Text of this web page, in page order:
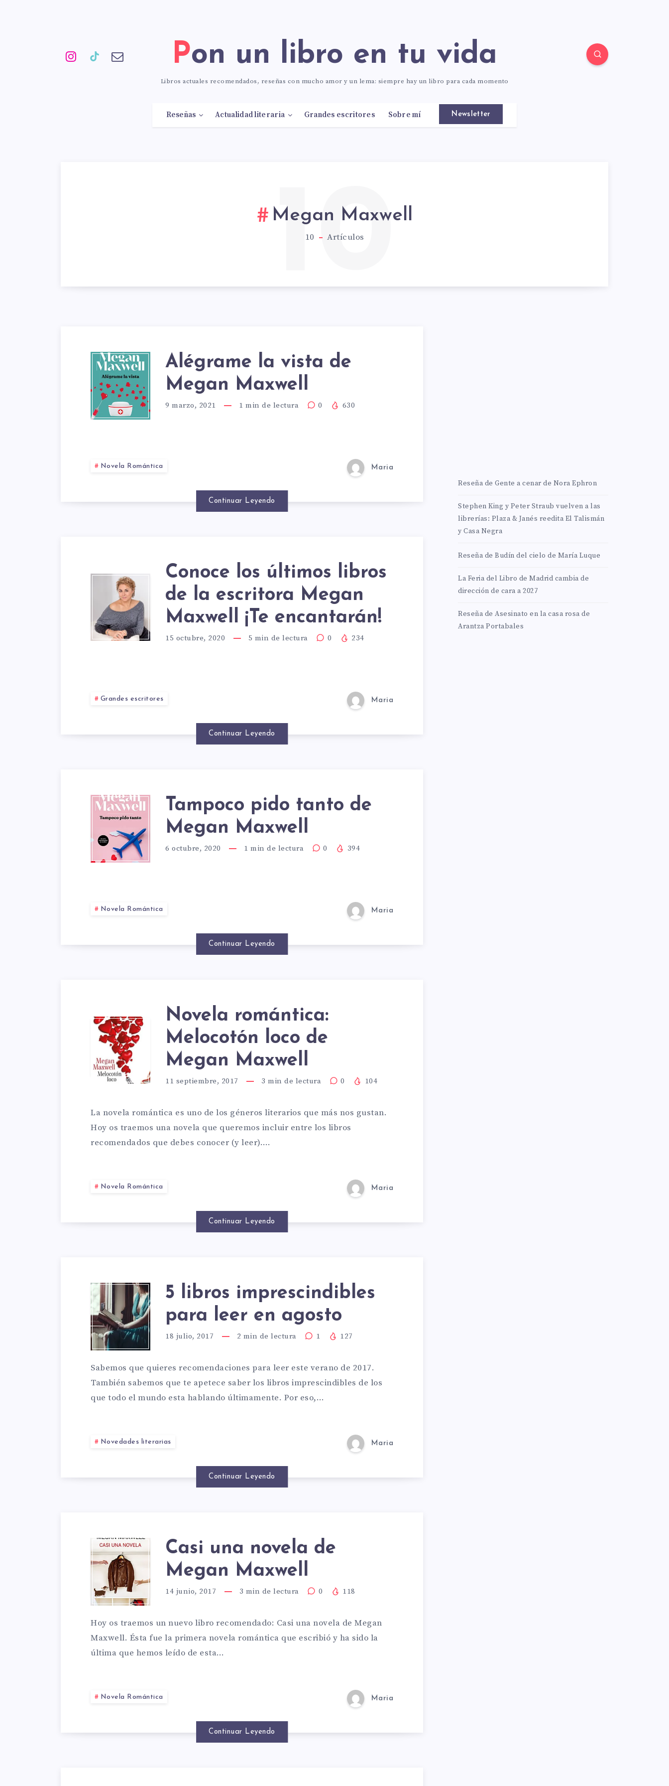
Pon un libro en tu vida
Libros actuales recomendados, reseñas con mucho amor y un lema: siempre hay un libro para cada momento
Reseñas Actualidad literaria Grandes escritores Sobre mí Newsletter
Megan Maxwell
10 Artículos
10
ALÉGRAME
LA
VISTA
DE
MAXWELL
Alégrame la vista de
Megan Maxwell
9 marzo, 2021 1 min de lectura 0 630
Novela Romántica Maria
Continuar Leyendo
CONOCE
LOS
LIBROS
LA
ESCRITORA
MAXWELL
ENCANTARÁN!
Conoce los últimos libros
de la escritora Megan
Maxwell ¡Te encantarán!
15 octubre, 2020 5 min de lectura 0 234
Grandes escritores Maria
Continuar Leyendo
TAMPOCO
PIDO
TANTO
DE
MAXWELL
Tampoco pido tanto de
Megan Maxwell
6 octubre, 2020 1 min de lectura 0 394
Novela Romántica Maria
Continuar Leyendo
NOVELA
ROMÁNTICA:
MELOCOTÓN
MEGAN
MAXWELL
Novela romántica:
Melocotón loco de
Megan Maxwell
11 septiembre, 2017 3 min de lectura 0 104
La novela romántica es uno de los géneros literarios que más nos gustan.
Hoy os traemos una novela que queremos incluir entre los libros
recomendados que debes conocer (y leer)….
Novela Romántica Maria
Continuar Leyendo
5
LIBROS
IMPRESCINDIBLES
PARA
LEER
AGOSTO
5 libros imprescindibles
para leer en agosto
18 julio, 2017 2 min de lectura 1 127
Sabemos que quieres recomendaciones para leer este verano de 2017.
También sabemos que te apetece saber los libros imprescindibles de los
que todo el mundo esta hablando últimamente. Por eso,…
Novedades literarias Maria
Continuar Leyendo
CASI
UNA
NOVELA
DE
MEGAN
Casi una novela de
Megan Maxwell
14 junio, 2017 3 min de lectura 0 118
Hoy os traemos un nuevo libro recomendado: Casi una novela de Megan
Maxwell. Ésta fue la primera novela romántica que escribió y ha sido la
última que hemos leído de esta…
Novela Romántica Maria
Continuar Leyendo
Reseña de Gente a cenar de Nora Ephron
Stephen King y Peter Straub vuelven a las
librerías: Plaza & Janés reedita El Talismán
y Casa Negra
Reseña de Budín del cielo de María Luque
La Feria del Libro de Madrid cambia de
dirección de cara a 2027
Reseña de Asesinato en la casa rosa de
Arantza Portabales